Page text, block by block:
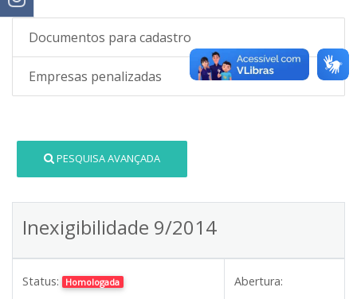
Documentos para cadastro
Empresas penalizadas
PESQUISA AVANÇADA
Inexigibilidade 9/2014
Status: Homologada Abertura: